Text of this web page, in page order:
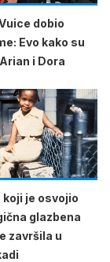
dobio
Evo kako su
i Dora
koji je osvojio
glazbena
završila u